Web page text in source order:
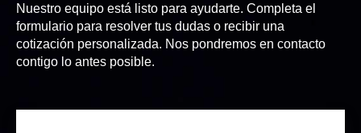
Nuestro equipo está listo para ayudarte. Completa el
formulario para resolver tus dudas o recibir una
cotización personalizada. Nos pondremos en contacto
contigo lo antes posible.